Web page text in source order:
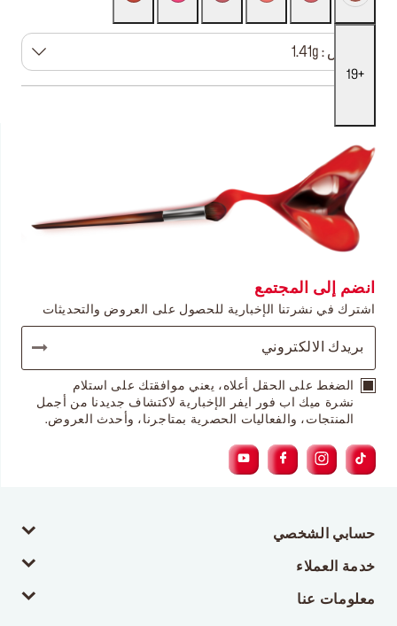
19
مقاس : 1.41g
انضم إلى المجتمع
اشترك في نشرتنا الإخبارية للحصول على العروض والتحديثات
الضغط على الحقل أعلاه، يعني موافقتك على استلام
نشرة ميك اب فور ايفر الإخبارية لاكتشاف جديدنا من أجمل
المنتجات، والفعاليات الحصرية بمتاجرنا، وأحدث العروض.
حسابي الشخصي
خدمة العملاء
معلومات عنا